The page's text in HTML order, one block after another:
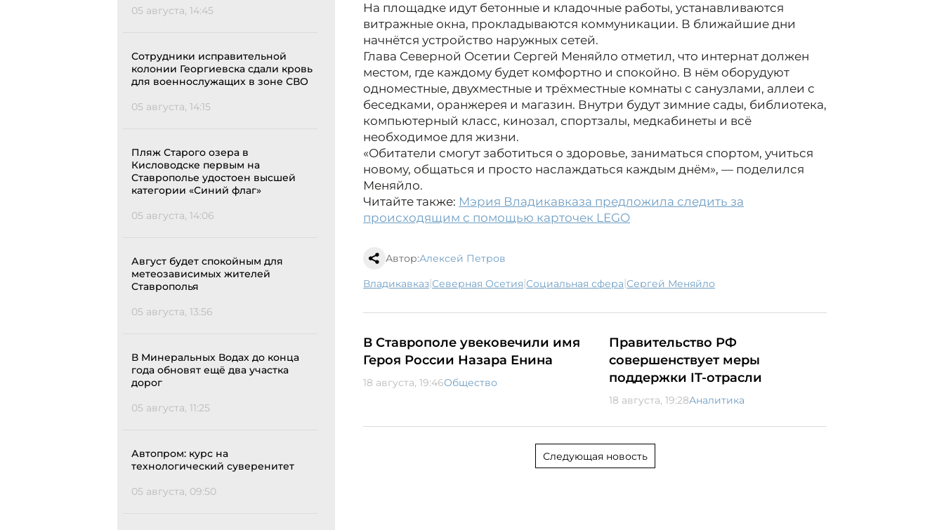
05 августа, 14:45
Сотрудники исправительной
колонии Георгиевска сдали кровь
для военнослужащих в зоне СВО
05 августа, 14:15
Пляж Старого озера в
Кисловодске первым на
Ставрополье удостоен высшей
категории «Синий флаг»
05 августа, 14:06
Август будет спокойным для
метеозависимых жителей
Ставрополья
05 августа, 13:56
В Минеральных Водах до конца
года обновят ещё два участка
дорог
05 августа, 11:25
Автопром: курс на
технологический суверенитет
05 августа, 09:50
На площадке идут бетонные и кладочные работы, устанавливаются
витражные окна, прокладываются коммуникации. В ближайшие дни
начнётся устройство наружных сетей.
Глава Северной Осетии Сергей Меняйло отметил, что интернат должен
местом, где каждому будет комфортно и спокойно. В нём оборудуют
одноместные, двухместные и трёхместные комнаты с санузлами, аллеи с
беседками, оранжерея и магазин. Внутри будут зимние сады, библиотека,
компьютерный класс, кинозал, спортзалы, медкабинеты и всё
необходимое для жизни.
«Обитатели смогут заботиться о здоровье, заниматься спортом, учиться
новому, общаться и просто наслаждаться каждым днём», — поделился
Меняйло.
Читайте также: Мэрия Владикавказа предложила следить за
происходящим с помощью карточек LEGO
Автор:Алексей Петров
Владикавказ| Северная Осетия| социальная сфера| Сергей Меняйло
В Ставрополе увековечили имя
Героя России Назара Енина
18 августа, 19:46Общество
Правительство РФ
совершенствует меры
поддержки IT-отрасли
18 августа, 19:28Аналитика
Следующая новость